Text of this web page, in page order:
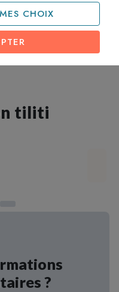
CHOIX
tiliti
?